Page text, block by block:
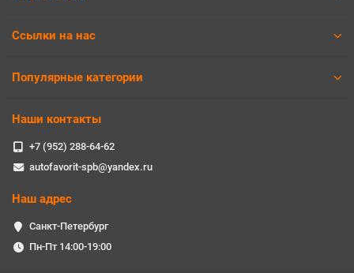
Ссылки на нас
Популярные категории
Наши контакты
+7 (952) 288-64-62
autofavorit-spb@yandex.ru
Наш адрес
Санкт-Петербург
Пн-Пт 14:00-19:00